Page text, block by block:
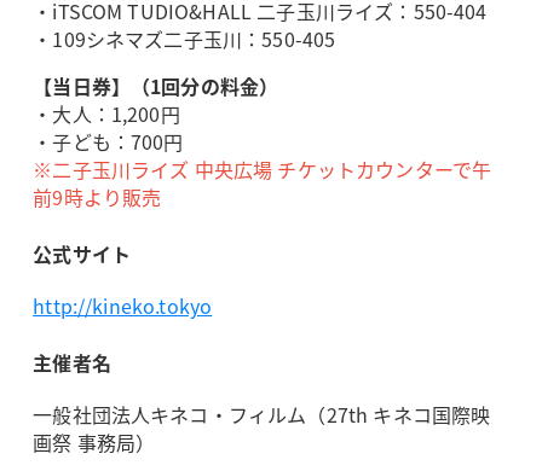
・iTSCOM TUDIO&HALL 二子玉川ライズ：550-404
・109シネマズ二子玉川：550-405
【当日券】（1回分の料金）
・大人：1,200円
・子ども：700円
※二子玉川ライズ 中央広場 チケットカウンターで午
前9時より販売
公式サイト
http://kineko.tokyo
主催者名
一般社団法人キネコ・フィルム（27th キネコ国際映
画祭 事務局）